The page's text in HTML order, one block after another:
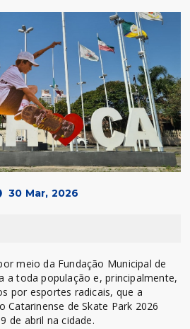
30 Mar, 2026
meio da Fundação Municipal de
a toda população e, principalmente,
por esportes radicais, que a
Catarinense de Skate Park 2026
de abril na cidade.